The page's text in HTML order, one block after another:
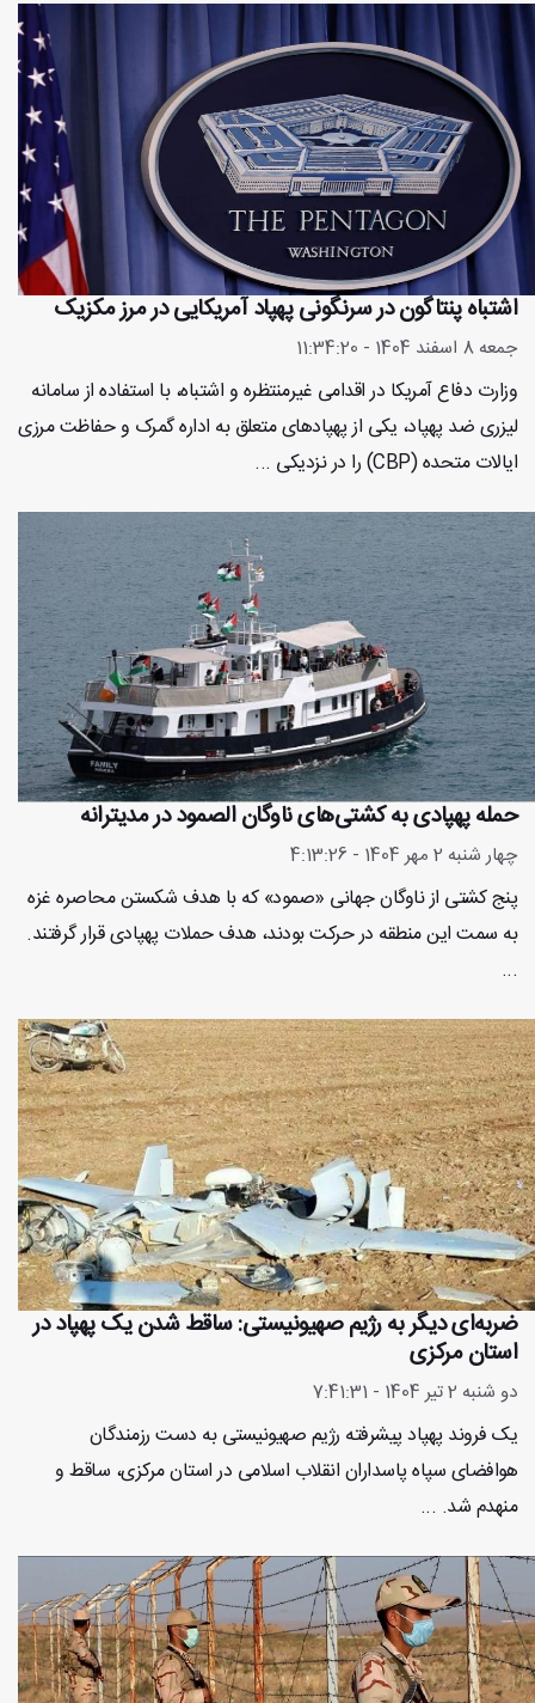
اشتباه پنتاگون در سرنگونی پهپاد آمریکایی در مرز مکزیک
جمعه 8 اسفند 1404 - 11:34:20
وزارت دفاع آمریکا در اقدامی غیرمنتظره و اشتباه، با استفاده از سامانه
لیزری ضد پهپاد، یکی از پهپادهای متعلق به اداره گمرک و حفاظت مرزی
ایالات متحده (CBP) را در نزدیکی ...
حمله پهپادی به کشتی‌های ناوگان الصمود در مدیترانه
چهار شنبه 2 مهر 1404 - 4:13:26
پنج کشتی از ناوگان جهانی «صمود» که با هدف شکستن محاصره غزه
به سمت این منطقه در حرکت بودند، هدف حملات پهپادی قرار گرفتند.
...
ضربه‌ای دیگر به رژیم صهیونیستی: ساقط شدن یک پهپاد در
استان مرکزی
دو شنبه 2 تیر 1404 - 7:41:31
یک فروند پهپاد پیشرفته رژیم صهیونیستی به دست رزمندگان
هوافضای سپاه پاسداران انقلاب اسلامی در استان مرکزی، ساقط و
منهدم شد. ...